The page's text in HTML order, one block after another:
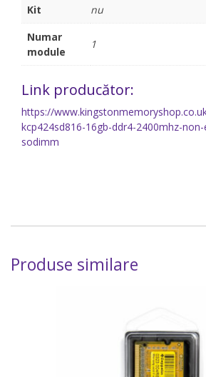
Kit
nu
Numar
module
1
Link producător:
https://
kcp424sd816-16gb-ddr4-2400mhz-
sodimm
Produse similare